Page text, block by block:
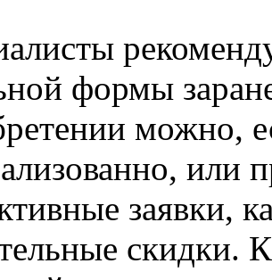
формы
можно,
или
заявки,
скидки.